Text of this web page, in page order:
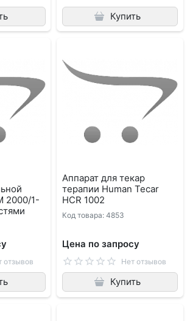
Купить
2000/1-
отзывов
Аппарат для текар
терапии Human Tecar
HCR 1002
Код товара: 4853
Цена по запросу
Нет отзывов
Купить